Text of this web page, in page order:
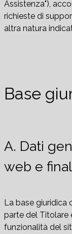
Assistenza"),
richieste di
altra natura
Base
A. Dati
web e
La base giuridica
parte del Titolare
funzionalità del